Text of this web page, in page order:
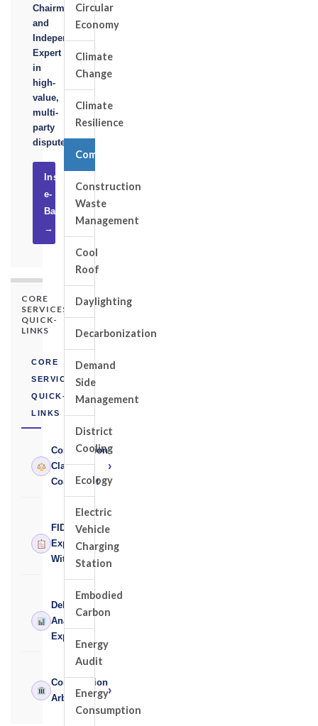
Chairman,
and
Independent
Expert
in
high-
value,
multi-
party
disputes.
Instruct
e-
Basel
→
CORE
SERVICES
QUICK-
LINKS
CORE
SERVICES
QUICK-
LINKS
Construction
Claims
Consultant
›
FIDIC
Expert
Witness
›
Delay
Analysis
Expert
Construction
Arbitrator
›
Circular
Economy
Climate
Change
Climate
Resilience
Commissioning
Construction
Waste
Management
Cool
Roof
Daylighting
Decarbonization
Demand
Side
Management
District
Cooling
Ecology
Electric
Vehicle
Charging
Station
Embodied
Carbon
Energy
Audit
Energy
Consumption